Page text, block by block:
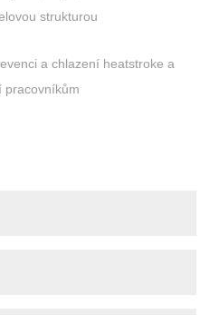
strukturou
a chlazení heatstroke a
pracovníkům